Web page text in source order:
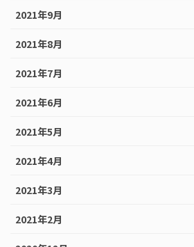
2021年9月
2021年8月
2021年7月
2021年6月
2021年5月
2021年4月
2021年3月
2021年2月